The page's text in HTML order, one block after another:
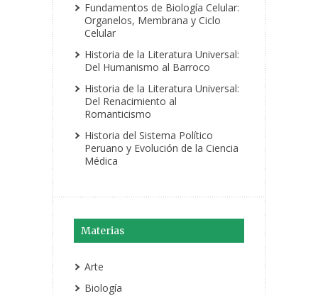
Fundamentos de Biología Celular:
Organelos, Membrana y Ciclo
Celular
Historia de la Literatura Universal:
Del Humanismo al Barroco
Historia de la Literatura Universal:
Del Renacimiento al
Romanticismo
Historia del Sistema Político
Peruano y Evolución de la Ciencia
Médica
Materias
Arte
Biología